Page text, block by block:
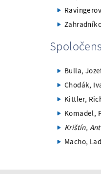
Bulla,
Chodák,
Kittler,
Komadel,
Krištín,
Macho,